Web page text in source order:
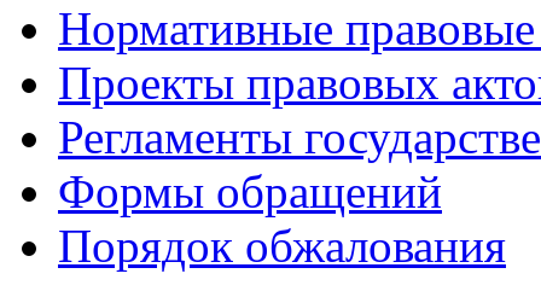
Нормативные
Проекты правовых
Регламенты
Формы обращений
Порядок обжалования